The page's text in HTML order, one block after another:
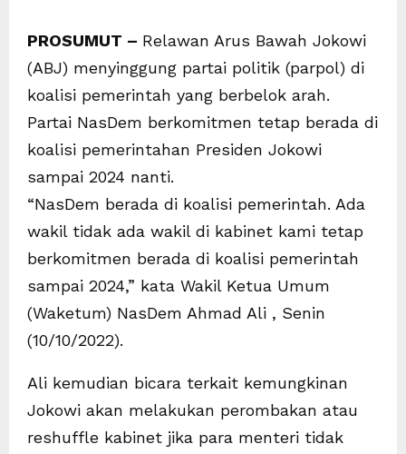
PROSUMUT – Relawan Arus Bawah Jokowi
(ABJ) menyinggung partai politik (parpol) di
koalisi pemerintah yang berbelok arah.
Partai NasDem berkomitmen tetap berada di
koalisi pemerintahan Presiden Jokowi
sampai 2024 nanti.
“NasDem berada di koalisi pemerintah. Ada
wakil tidak ada wakil di kabinet kami tetap
berkomitmen berada di koalisi pemerintah
sampai 2024,” kata Wakil Ketua Umum
(Waketum) NasDem Ahmad Ali , Senin
(10/10/2022).
Ali kemudian bicara terkait kemungkinan
Jokowi akan melakukan perombakan atau
reshuffle kabinet jika para menteri tidak